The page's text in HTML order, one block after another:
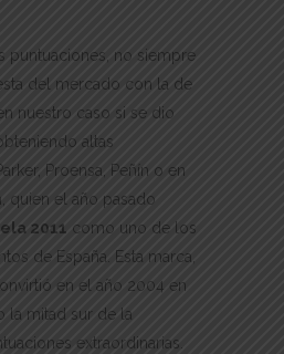
puntuaciones, no siempre
del mercado con la de
nuestro caso si se dio
altas
Proensa, Peñín o en
quien el año pasado
2011 como uno de los
de España. Esta marca,
en el año 2004 en
la mitad sur de la
extraordinarias.